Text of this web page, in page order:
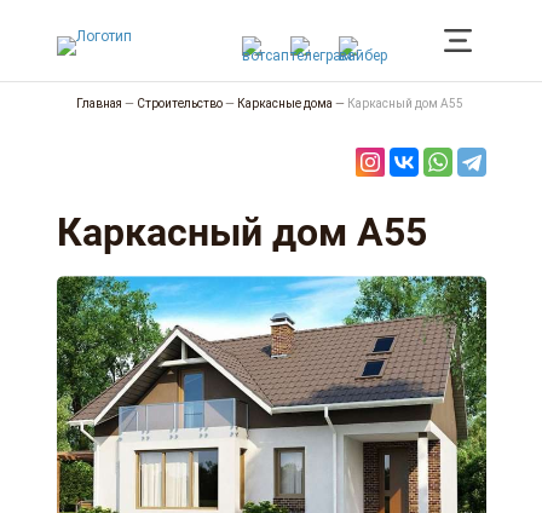
Главная — Строительство— Каркасные дома — Каркасный дом А55
Каркасный дом А55